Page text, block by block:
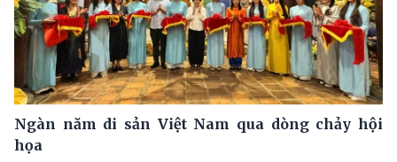
Ngàn năm di sản Việt Nam qua dòng chảy hội
họa